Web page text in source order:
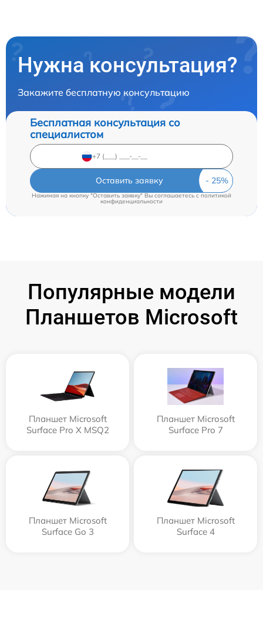
Нужна консультация?
Закажите бесплатную консультацию
Бесплатная консультация со
специалистом
Оставить заявку
Нажимая на кнопку "Оставить заявку" Вы соглашаетесь cполитикой
конфиденциальности
Популярные модели
Планшетов Microsoft
Планшет Microsoft
Surface Pro X MSQ2
Планшет Microsoft
Surface Pro 7
Планшет Microsoft
Surface Go 3
Планшет Microsoft
Surface 4